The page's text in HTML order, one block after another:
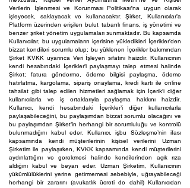
Verilerin İşlenmesi ve Korunması Politikası’’na uygun olarak
işleyecek, saklayacak ve kullanacaktır. Şirket, Kullanıcılar’a
Platform üzerinden erişilen bulut tabanlı finans, iş yönetimi ve
benzer şriket yönetim uygulamaları sunmaktadır. Bu kapsamda
Kullanıcılar, bu uygulamaların içerisine yükledikleri İçerikler’den
bizzat kendileri sorumlu olup; bu yüklenen İçerikler bakımından
Şirket KVKK uyarınca Veri İşleyen sıfatını haizdir. Kullanıcının
kendi hesabındaki İçerikler’i paylaşmayı talep etmesi halinde
Şirket; fatura gönderme, ödeme bilgisi paylaşma, ödeme
hatırlatma, kargolama, sipariş onaylama, kredi kartı ile online
tahsilat gibi talep edilen hizmetleri sağlamak için İçerik’i diğer
kullanıcılarla ve iş ortaklarıyla paylaşma hakkını haizdir.
Kullanıcı, kendi hesabındaki İçerikler’i diğer kullanıcılarla
paylaşabileceğini, bu paylaşımdan bizzat sorumlu olacağını ve
bu paylaşımdan Şirket’in herhangi bir sorumluluğu ve kontrolü
bulunmadığını kabul eder. Kullanıcı, işbu Sözleşme’nin ifası
kapsamında kendi müşterilerinin kişisel verilerini Uzman
Şirketim ile paylaşırken, KVKK kapsamında kendi müşterilerini
aydınlattığını ve gerekmesi halinde kendilerinden açık rıza
aldığını kabul ve beyan eder. Uzman Şirketim, Kullanıcının
yükümlülüklerini yerine getirmemesi sebebiyle, uğrayabileceği
herhangi bir zararını (avukatlık ücreti de dahil) Kullanıcıdan